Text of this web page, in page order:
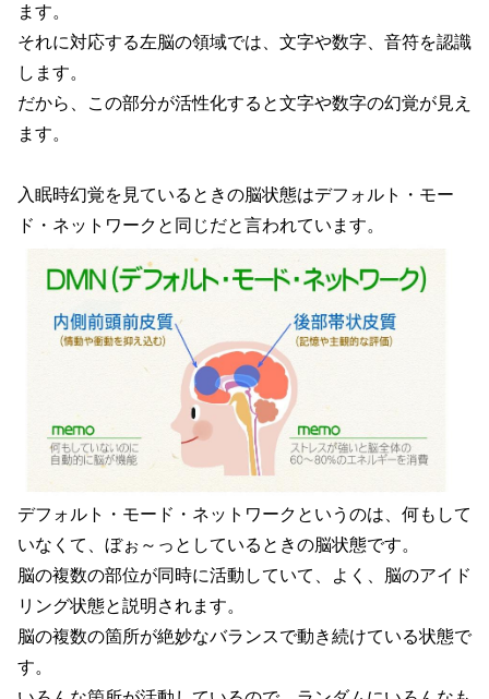
ます。
それに対応する左脳の領域では、文字や数字、音符を認識
します。
だから、この部分が活性化すると文字や数字の幻覚が見え
ます。
入眠時幻覚を見ているときの脳状態はデフォルト・モー
ド・ネットワークと同じだと言われています。
デフォルト・モード・ネットワークというのは、何もして
いなくて、ぼぉ～っとしているときの脳状態です。
脳の複数の部位が同時に活動していて、よく、脳のアイド
リング状態と説明されます。
脳の複数の箇所が絶妙なバランスで動き続けている状態で
す。